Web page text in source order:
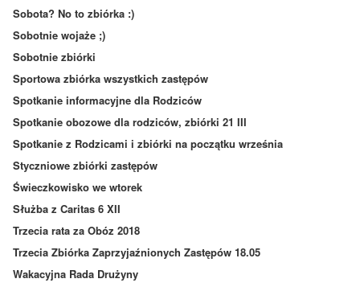
Sobota? No to zbiórka :)
Sobotnie wojaże ;)
Sobotnie zbiórki
Sportowa zbiórka wszystkich zastępów
Spotkanie informacyjne dla Rodziców
Spotkanie obozowe dla rodziców, zbiórki 21 III
Spotkanie z Rodzicami i zbiórki na początku września
Styczniowe zbiórki zastępów
Świeczkowisko we wtorek
Służba z Caritas 6 XII
Trzecia rata za Obóz 2018
Trzecia Zbiórka Zaprzyjaźnionych Zastępów 18.05
Wakacyjna Rada Drużyny